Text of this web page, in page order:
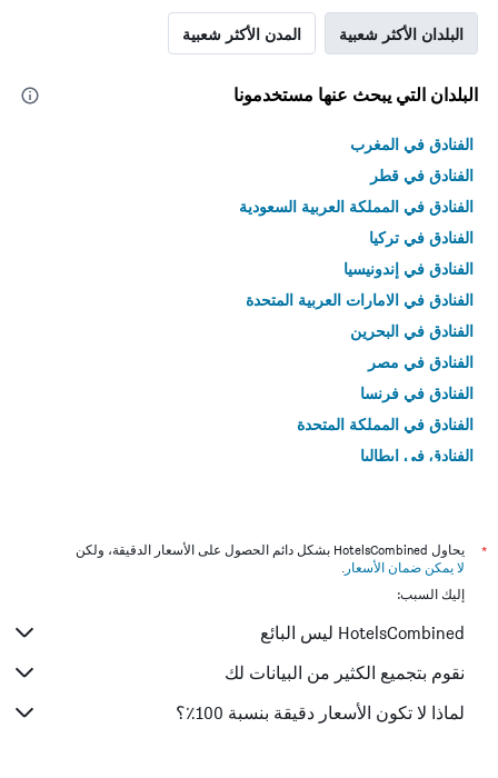
البلدان الأكثر شعبية المدن الأكثر شعبية
البلدان التي يبحث عنها مستخدمونا
الفنادق في المغرب
الفنادق في قطر
الفنادق في المملكة العربية السعودية
الفنادق في تركيا
الفنادق في إندونيسيا
الفنادق في الامارات العربية المتحدة
الفنادق في البحرين
الفنادق في مصر
الفنادق في فرنسا
الفنادق في المملكة المتحدة
الفنادق في إيطاليا
*
يحاول HotelsCombined بشكل دائم الحصول على الأسعار الدقيقة، ولكن
لا يمكن ضمان الأسعار .
إليك السبب:
HotelsCombined ليس البائع
نقوم بتجميع الكثير من البيانات لك
لماذا لا تكون الأسعار دقيقة بنسبة 100٪؟